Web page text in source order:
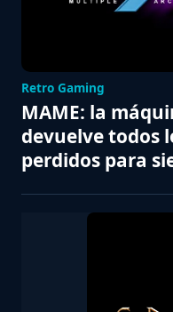
Retro Gaming
MAME: la
devuelve todos
perdidos para